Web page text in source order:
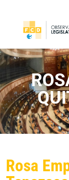
Rosa